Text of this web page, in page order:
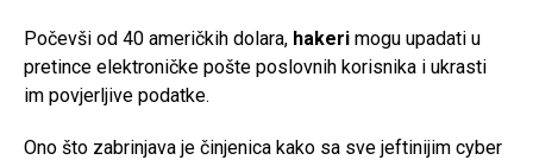
Počevši od 40 američkih dolara, hakeri mogu upadati u
pretince elektroničke pošte poslovnih korisnika i ukrasti
im povjerljive podatke.
Ono što zabrinjava je činjenica kako sa sve jeftinijim cyber